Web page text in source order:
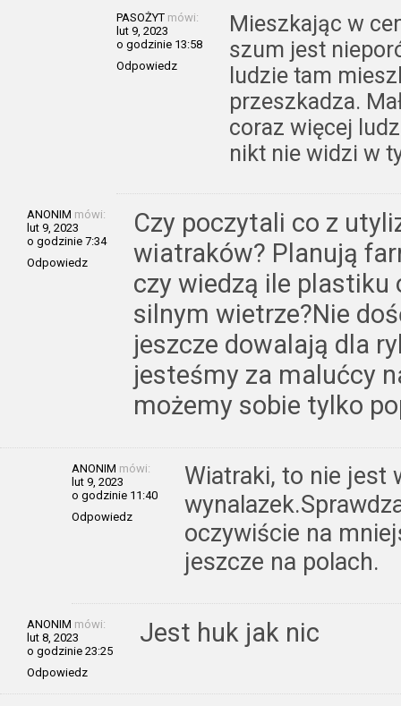
PASOŻYT mówi:
lut 9, 2023
o godzinie 13:58
Odpowiedz
Mieszkając w
szum jest
ludzie tam
przeszkadza.
coraz więcej
nikt nie widzi w
ANONIM mówi:
lut 9, 2023
o godzinie 7:34
Odpowiedz
Czy poczytali co z
wiatraków? Planują
czy wiedzą ile plastiku
silnym wietrze?Nie
jeszcze dowalają dla
jesteśmy za malućcy
możemy sobie tylko
ANONIM mówi:
lut 9, 2023
o godzinie 11:40
Odpowiedz
Wiatraki, to nie jest
oczywiście na
jeszcze na polach.
ANONIM mówi:
lut 8, 2023
o godzinie 23:25
Odpowiedz
Jest huk jak nic